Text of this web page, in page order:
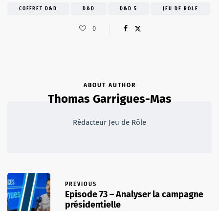
COFFRET D&D D&D D&D 5 JEU DE ROLE
0
ABOUT AUTHOR
Thomas Garrigues-Mas
Rédacteur Jeu de Rôle
PREVIOUS
Episode 73 – Analyser la campagne
présidentielle